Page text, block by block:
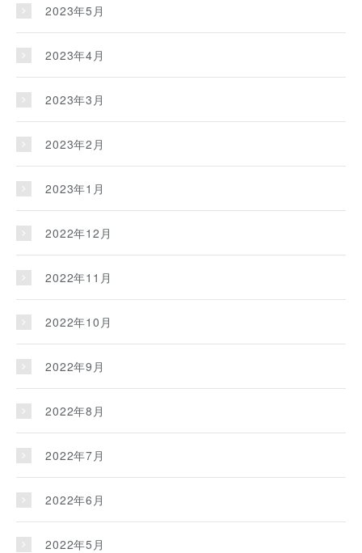
2023年5月
2023年4月
2023年3月
2023年2月
2023年1月
2022年12月
2022年11月
2022年10月
2022年9月
2022年8月
2022年7月
2022年6月
2022年5月